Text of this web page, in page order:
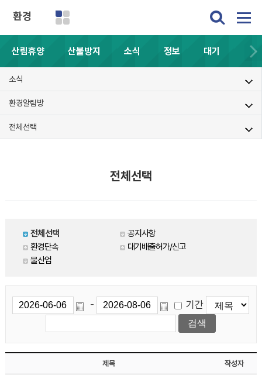
환경
산림휴양 산불방지 소식 정보 대기
소식
환경알림방
전체선택
전체선택
전체선택
공지사항
환경단속
대기배출허가/신고
물산업
- 기간
제목 작성자